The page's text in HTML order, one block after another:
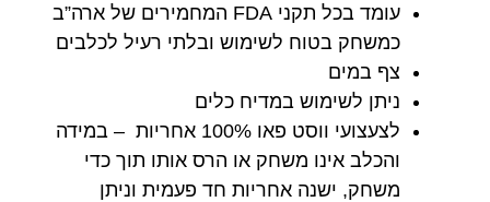
עומד בכל תקני FDA המחמירים של ארה”ב
כמשחק בטוח לשימוש ובלתי רעיל לכלבים
צף במים
ניתן לשימוש במדיח כלים
לצעצועי ווסט פאו 100% אחריות – במידה
והכלב אינו משחק או הרס אותו תוך כדי
משחק, ישנה אחריות חד פעמית וניתן